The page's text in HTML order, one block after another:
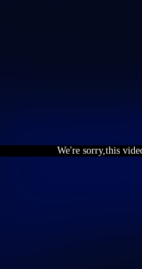
We're sorry,this